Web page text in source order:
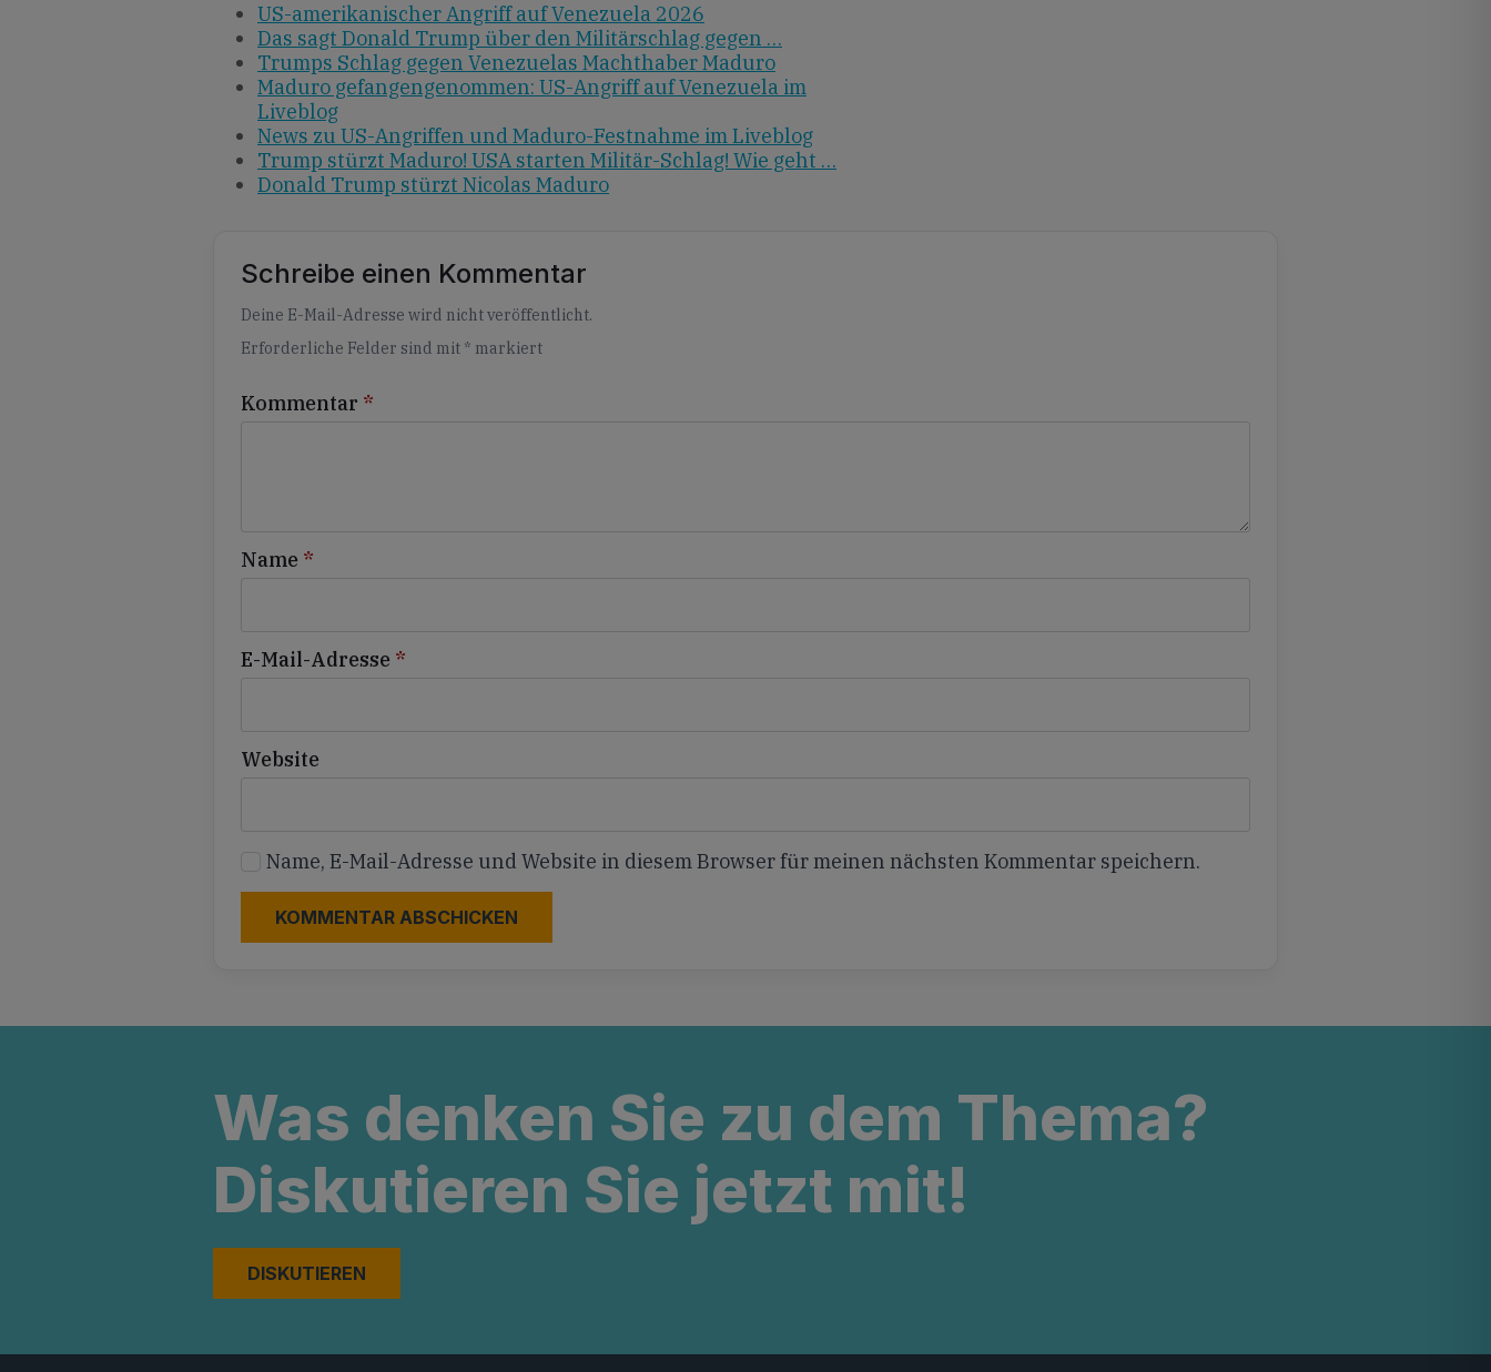
US-amerikanischer Angriff auf Venezuela 2026
Das sagt Donald Trump über den Militärschlag gegen …
Trumps Schlag gegen Venezuelas Machthaber Maduro
Maduro gefangengenommen: US-Angriff auf Venezuela im
Liveblog
News zu US-Angriffen und Maduro-Festnahme im Liveblog
Trump stürzt Maduro! USA starten Militär-Schlag! Wie geht …
Donald Trump stürzt Nicolas Maduro
Schreibe einen Kommentar
Deine E-Mail-Adresse wird nicht veröffentlicht.
Erforderliche Felder sind mit * markiert
Kommentar *
Name *
E-Mail-Adresse *
Website
Name, E-Mail-Adresse und Website in diesem Browser für meinen nächsten Kommentar speichern.
Alternative:
Was denken Sie zu dem Thema?
Diskutieren Sie jetzt mit!
DISKUTIEREN